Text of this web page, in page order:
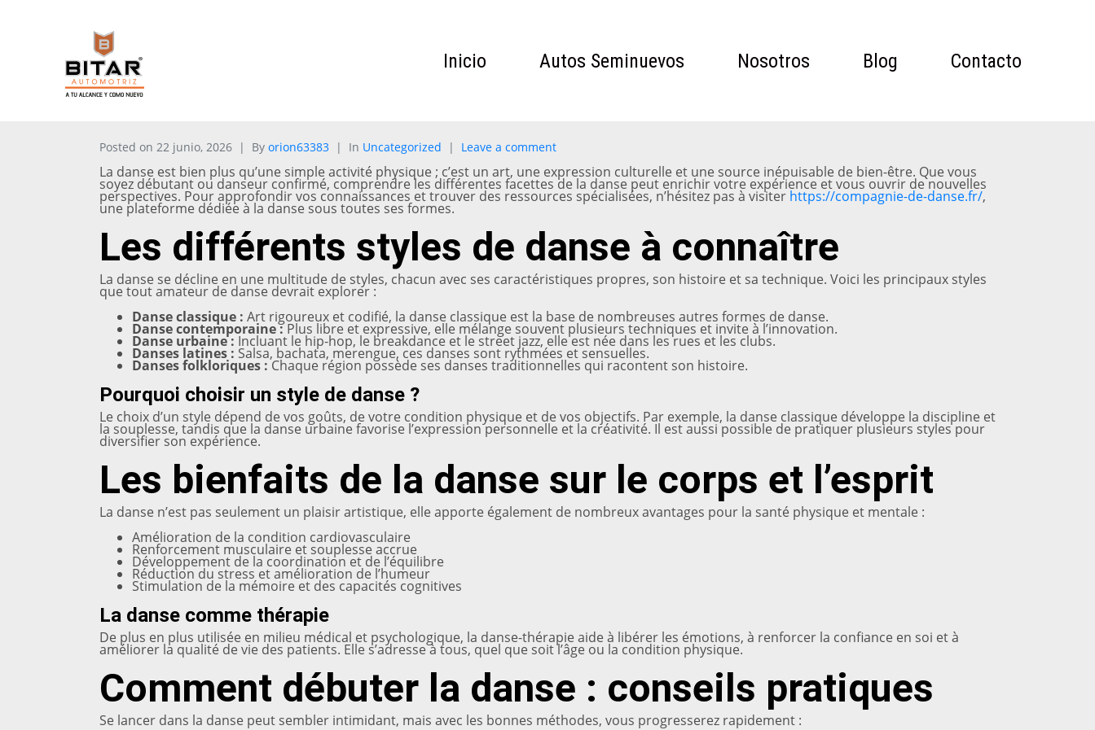
Inicio Autos Seminuevos Nosotros Blog Contacto
Posted on 22 junio, 2026 By orion63383 In Uncategorized Leave a comment
La danse est bien plus qu’une simple activité physique ; c’est un art, une expression culturelle et une source inépuisable de bien-être. Que vous
soyez débutant ou danseur confirmé, comprendre les différentes facettes de la danse peut enrichir votre expérience et vous ouvrir de nouvelles
perspectives. Pour approfondir vos connaissances et trouver des ressources spécialisées, n’hésitez pas à visiter https://compagnie-de-danse.fr/,
une plateforme dédiée à la danse sous toutes ses formes.
Les différents styles de danse à connaître
La danse se décline en une multitude de styles, chacun avec ses caractéristiques propres, son histoire et sa technique. Voici les principaux styles
que tout amateur de danse devrait explorer :
Danse classique : Art rigoureux et codifié, la danse classique est la base de nombreuses autres formes de danse.
Danse contemporaine :Plus libre et expressive, elle mélange souvent plusieurs techniques et invite à l’innovation.
Danse urbaine : Incluant le hip-hop, le breakdance et le street jazz, elle est née dans les rues et les clubs.
Danses latines : Salsa, bachata, merengue, ces danses sont rythmées et sensuelles.
Danses folkloriques :Chaque région possède ses danses traditionnelles qui racontent son histoire.
Pourquoi choisir un style de danse ?
Le choix d’un style dépend de vos goûts, de votre condition physique et de vos objectifs. Par exemple, la danse classique développe la discipline et
la souplesse, tandis que la danse urbaine favorise l’expression personnelle et la créativité. Il est aussi possible de pratiquer plusieurs styles pour
diversifier son expérience.
Les bienfaits de la danse sur le corps et l’esprit
La danse n’est pas seulement un plaisir artistique, elle apporte également de nombreux avantages pour la santé physique et mentale :
Amélioration de la condition cardiovasculaire
Renforcement musculaire et souplesse accrue
Développement de la coordination et de l’équilibre
Réduction du stress et amélioration de l’humeur
Stimulation de la mémoire et des capacités cognitives
La danse comme thérapie
De plus en plus utilisée en milieu médical et psychologique, la danse-thérapie aide à libérer les émotions, à renforcer la confiance en soi et à
améliorer la qualité de vie des patients. Elle s’adresse à tous, quel que soit l’âge ou la condition physique.
Comment débuter la danse : conseils pratiques
Se lancer dans la danse peut sembler intimidant, mais avec les bonnes méthodes, vous progresserez rapidement :